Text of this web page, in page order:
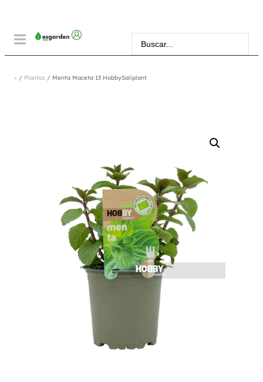
< / Plantas / Menta Maceta 13 HobbySaliplant